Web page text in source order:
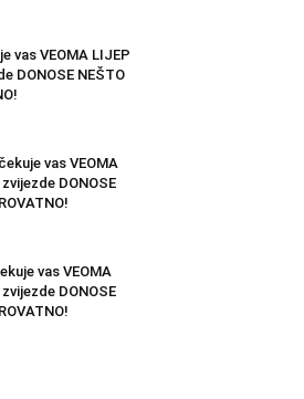
vas VEOMA LIJEP
DONOSE NEŠTO
vas VEOMA
DONOSE
vas VEOMA
DONOSE